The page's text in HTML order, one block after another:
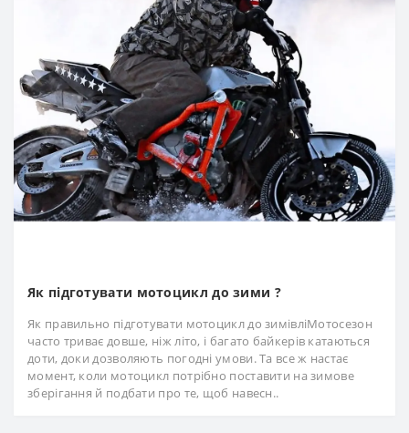
Як підготувати мотоцикл до зими ?
Як правильно підготувати мотоцикл до зимівліМотосезон
часто триває довше, ніж літо, і багато байкерів катаються
доти, доки дозволяють погодні умови. Та все ж настає
момент, коли мотоцикл потрібно поставити на зимове
зберігання й подбати про те, щоб навесн..